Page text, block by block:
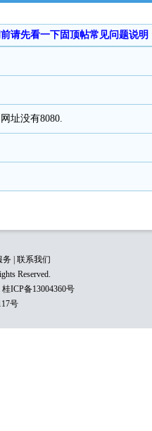
·
·
请先看一下固顶帖常见问题说明
址没有8080.
务 联系我们
Reserved.
桂ICP备13004360号
号